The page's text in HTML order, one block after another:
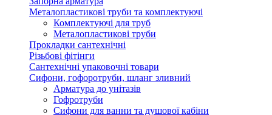
Металопластикові труби та комплектуючі
Комплектуючі для труб
Металопластикові труби
Прокладки сантехнічні
Різьбові фітінги
Сантехнічні упаковочні товари
Сифони, гофоротруби, шланг зливний
Арматура до унітазів
Гофротруби
Сифони для ванни та душової кабіни